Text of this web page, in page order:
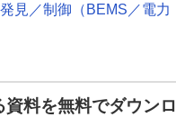
見／制御（BEMS／電力
料を無料でダウン